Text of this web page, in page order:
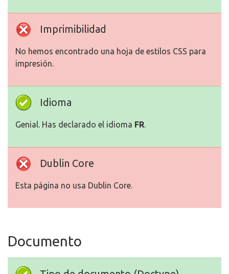
Imprimibilidad
No hemos encontrado una hoja de estilos CSS para
impresión.
Idioma
Genial. Has declarado el idioma FR.
Dublin Core
Esta página no usa Dublin Core.
Documento